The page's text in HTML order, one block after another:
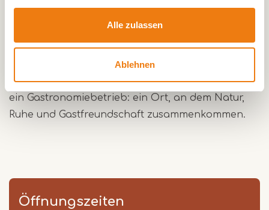
Alle zulassen
Ablehnen
ideale Ort, um kurz durchzuatmen. Mit einer
Tasse Kaffee, einer Leckerei oder einem reich
gedeckten Tisch lassen Sie den Tag entspannt
ausklingen. Peerkesbosch ist damit mehr als nur
ein Gastronomiebetrieb: ein Ort, an dem Natur,
Ruhe und Gastfreundschaft zusammenkommen.
Öffnungszeiten